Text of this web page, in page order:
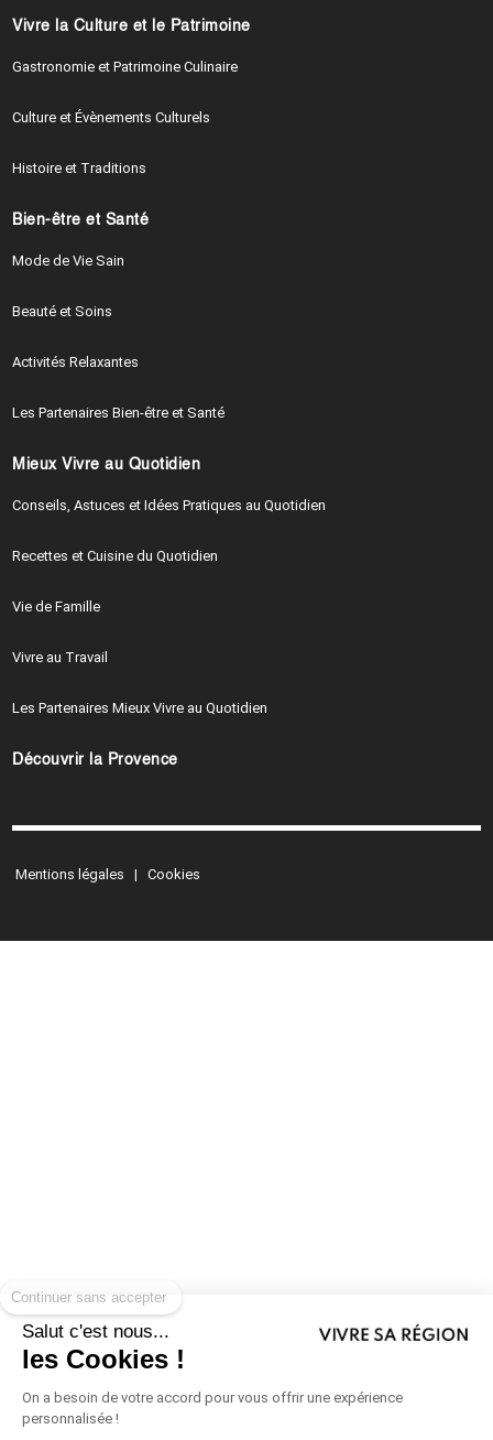
Salut c'est nous...
les Cookies !
On a besoin de votre accord pour vous offrir une expérience
personnalisée !
Vivre la Culture et le Patrimoine
Gastronomie et Patrimoine Culinaire
Culture et Évènements Culturels
Histoire et Traditions
Bien-être et Santé
Mode de Vie Sain
Beauté et Soins
Activités Relaxantes
Les Partenaires Bien-être et Santé
Mieux Vivre au Quotidien
Conseils, Astuces et Idées Pratiques au Quotidien
Recettes et Cuisine du Quotidien
Vie de Famille
Vivre au Travail
Les Partenaires Mieux Vivre au Quotidien
Découvrir la Provence
Mentions légales|Cookies